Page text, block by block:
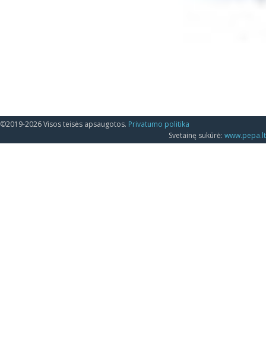
©2019-2026 Visos teisės apsaugotos. Privatumo politika
Svetainę sukūrė: www.pepa.lt